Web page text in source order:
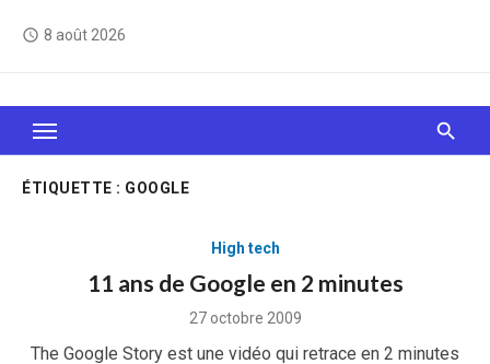
access_time 8 août 2026
Le Web, c'est comme une boîte de chocolats… On
sait jamais sur quoi on va tomber !
ÉTIQUETTE : GOOGLE
High tech
11 ans de Google en 2 minutes
Posted
27 octobre 2009
The Google Story est une vidéo qui retrace en 2 minutes